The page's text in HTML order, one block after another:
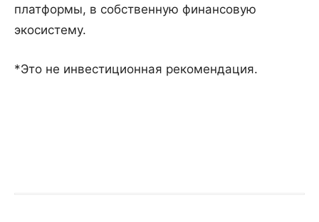
платформы, в собственную финансовую
экосистему.
*Это не инвестиционная рекомендация.